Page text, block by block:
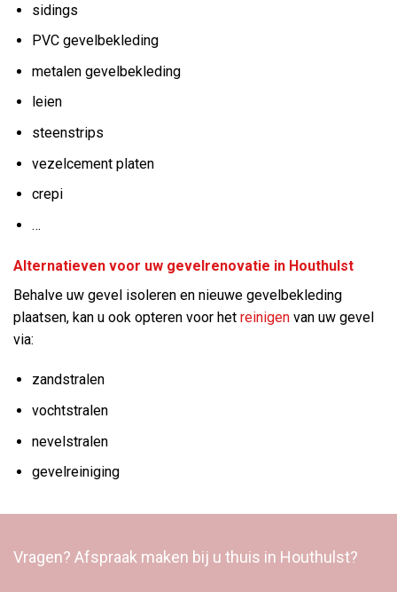
sidings
PVC gevelbekleding
metalen gevelbekleding
leien
steenstrips
vezelcement platen
crepi
…
Alternatieven voor uw gevelrenovatie in Houthulst
Behalve uw gevel isoleren en nieuwe gevelbekleding
plaatsen, kan u ook opteren voor het reinigen van uw gevel
via:
zandstralen
vochtstralen
nevelstralen
gevelreiniging
Vragen? Afspraak maken bij u thuis in Houthulst?